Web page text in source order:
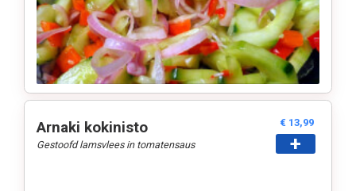
Arnaki kokinisto
Gestoofd lamsvlees in tomatensaus
€ 13,99
+